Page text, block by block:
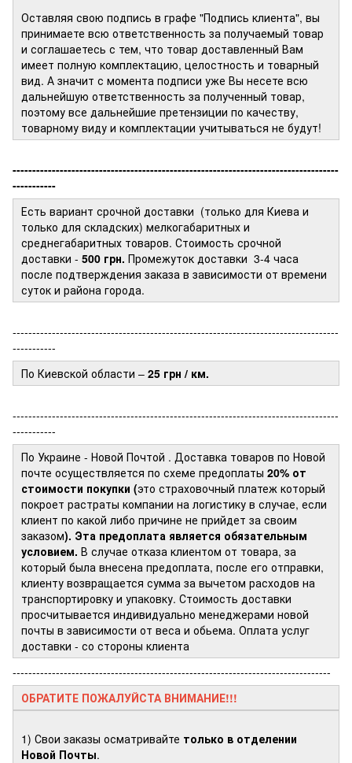
Оставляя свою подпись в графе "Подпись клиента", вы
принимаете всю ответственность за получаемый товар
и соглашаетесь с тем, что товар доставленный Вам
имеет полную комплектацию, целостность и товарный
вид. А значит с момента подписи уже Вы несете всю
дальнейшую ответственность за полученный товар,
поэтому все дальнейшие претензиции по качеству,
товарному виду и комплектации учитываться не будут!
-----------------------------------------------------------------------------------
-----------
Есть вариант срочной доставки (только для Киева и
только для складских) мелкогабаритных и
среднегабаритных товаров. Стоимость срочной
доставки - 500 грн. Промежуток доставки 3-4 часа
после подтверждения заказа в зависимости от времени
суток и района города.
-----------------------------------------------------------------------------------
-----------
По Киевской области – 25 грн / км.
-----------------------------------------------------------------------------------
-----------
По Украине - Новой Почтой . Доставка товаров по Новой
почте осуществляется по схеме предоплаты 20% от
стоимости покупки (это страховочный платеж который
покроет растраты компании на логистику в случае, если
клиент по какой либо причине не прийдет за своим
заказом). Эта предоплата является обязательным
условием. В случае отказа клиентом от товара, за
который была внесена предоплата, после его отправки,
клиенту возвращается сумма за вычетом расходов на
транспортировку и упаковку. Стоимость доставки
просчитывается индивидуально менеджерами новой
почты в зависимости от веса и обьема. Оплата услуг
доставки - со стороны клиента
---------------------------------------------------------------------------------
ОБРАТИТЕ ПОЖАЛУЙСТА ВНИМАНИЕ!!!
1) Свои заказы осматривайте только в отделении
Новой Почты.